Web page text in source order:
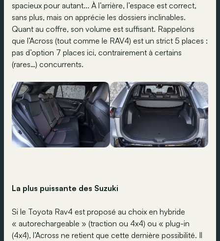
spacieux pour autant... À l’arrière, l’espace est correct,
sans plus, mais on apprécie les dossiers inclinables.
Quant au coffre, son volume est suffisant. Rappelons
que l’Across (tout comme le RAV4) est un strict 5 places :
pas d’option 7 places ici, contrairement à certains
(rares…) concurrents.
La plus puissante des Suzuki
Si le Toyota Rav4 est proposé au choix en hybride
« autorechargeable » (traction ou 4x4) ou « plug-in
(4x4), l’Across ne retient que cette dernière possibilité. Il